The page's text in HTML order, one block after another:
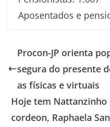
Aposentados e
Procon-JP orienta
segura do presente
as físicas e virtuais
Hoje tem Nattanzinho
cordeon, Raphaela